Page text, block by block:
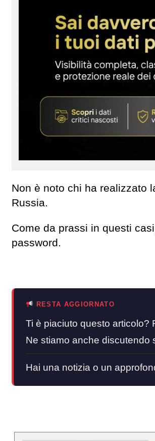
Non è noto chi ha realizzato
Russia.
Come da prassi in questi
password.
RESTA AGGIORNATO
Ti è piaciuto questo articolo?
Ne stiamo anche discutendo
Hai una notizia o un